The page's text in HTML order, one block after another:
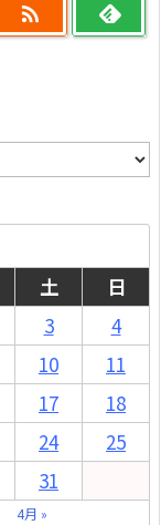

土
日
3
4
10
11
17
18
24
25
31
4月 »